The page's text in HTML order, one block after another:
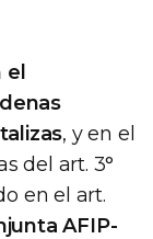
, y en el
del art. 3°
en el art.
AFIP-